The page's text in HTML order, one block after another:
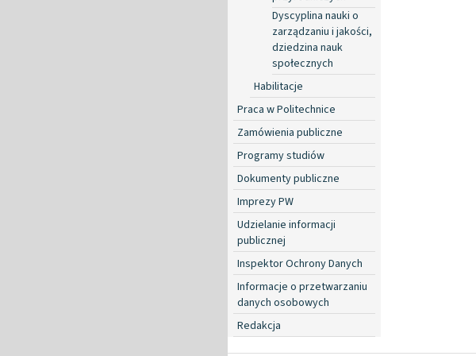
Dyscyplina nauki o
zarządzaniu i jakości,
dziedzina nauk
społecznych
Habilitacje
Praca w Politechnice
Zamówienia publiczne
Programy studiów
Dokumenty publiczne
Imprezy PW
Udzielanie informacji
publicznej
Inspektor Ochrony Danych
Informacje o przetwarzaniu
danych osobowych
Redakcja